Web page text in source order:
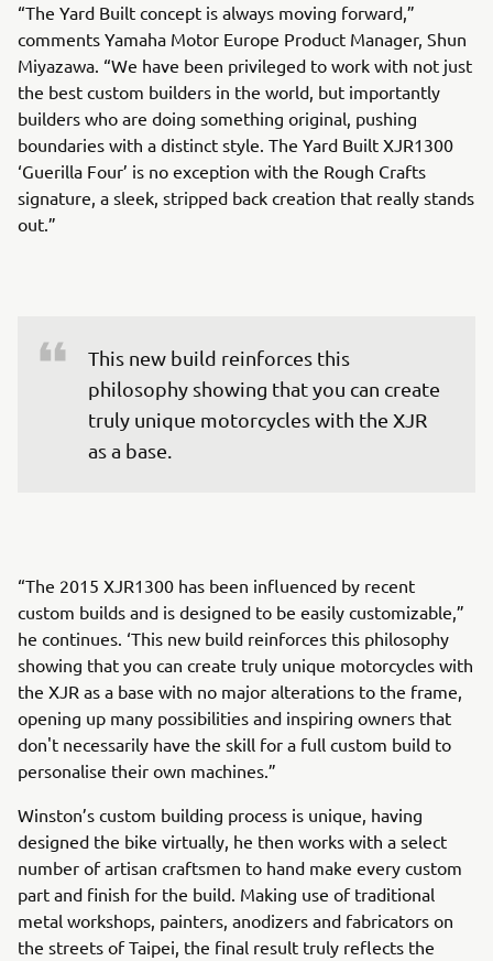
“The Yard Built concept is always moving forward,”
comments Yamaha Motor Europe Product Manager, Shun
Miyazawa. “We have been privileged to work with not just
the best custom builders in the world, but importantly
builders who are doing something original, pushing
boundaries with a distinct style. The Yard Built XJR1300
‘Guerilla Four’ is no exception with the Rough Crafts
signature, a sleek, stripped back creation that really stands
out.”
This new build reinforces this
philosophy showing that you can create
truly unique motorcycles with the XJR
as a base.
“The 2015 XJR1300 has been influenced by recent
custom builds and is designed to be easily customizable,”
he continues. ‘This new build reinforces this philosophy
showing that you can create truly unique motorcycles with
the XJR as a base with no major alterations to the frame,
opening up many possibilities and inspiring owners that
don't necessarily have the skill for a full custom build to
personalise their own machines.”
Winston’s custom building process is unique, having
designed the bike virtually, he then works with a select
number of artisan craftsmen to hand make every custom
part and finish for the build. Making use of traditional
metal workshops, painters, anodizers and fabricators on
the streets of Taipei, the final result truly reflects the